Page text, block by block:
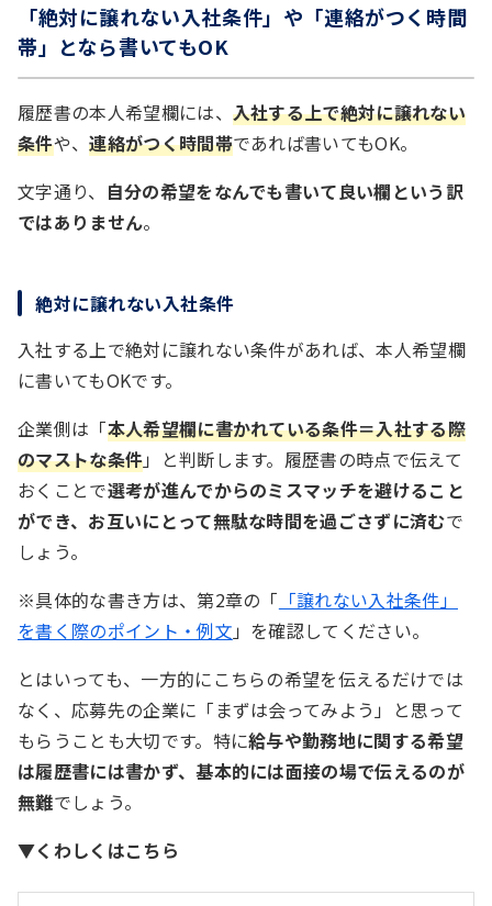
「絶対に譲れない入社条件」や「連絡がつく時間
帯」となら書いてもOK
履歴書の本人希望欄には、 入社する上で絶対に譲れない
条件や、連絡がつく時間帯であれば書いてもOK。
文字通り、 自分の希望をなんでも書いて良い欄という訳
ではありません。
絶対に譲れない入社条件
入社する上で絶対に譲れない条件があれば、本人希望欄
に書いてもOKです。
企業側は「本人希望欄に書かれている条件＝入社する際
のマストな条件」と判断します。履歴書の時点で伝えて
おくことで選考が進んでからのミスマッチを避けること
ができ、お互いにとって無駄な時間を過ごさずに済むで
しょう。
※具体的な書き方は、第2章の「 「譲れない入社条件」
を書く際のポイント・例文 」を確認してください。
とはいっても、一方的にこちらの希望を伝えるだけでは
なく、応募先の企業に「まずは会ってみよう」と思って
もらうことも大切です。特に給与や勤務地に関する希望
は履歴書には書かず、基本的には面接の場で伝えるのが
無難でしょう。
▼くわしくはこちら